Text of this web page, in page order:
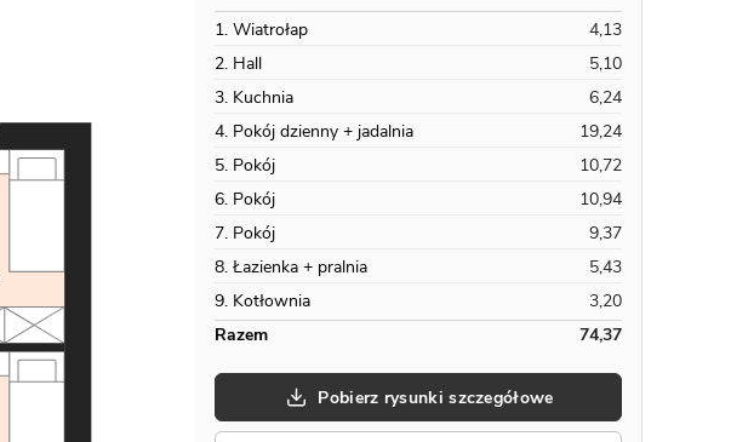
1. Wiatrołap
4,13
2. Hall
5,10
3. Kuchnia
6,24
4. Pokój dzienny + jadalnia
19,24
5. Pokój
10,72
6. Pokój
10,94
7. Pokój
9,37
8. Łazienka + pralnia
5,43
9. Kotłownia
3,20
Razem
74,37
Pobierz rysunki szczegółowe